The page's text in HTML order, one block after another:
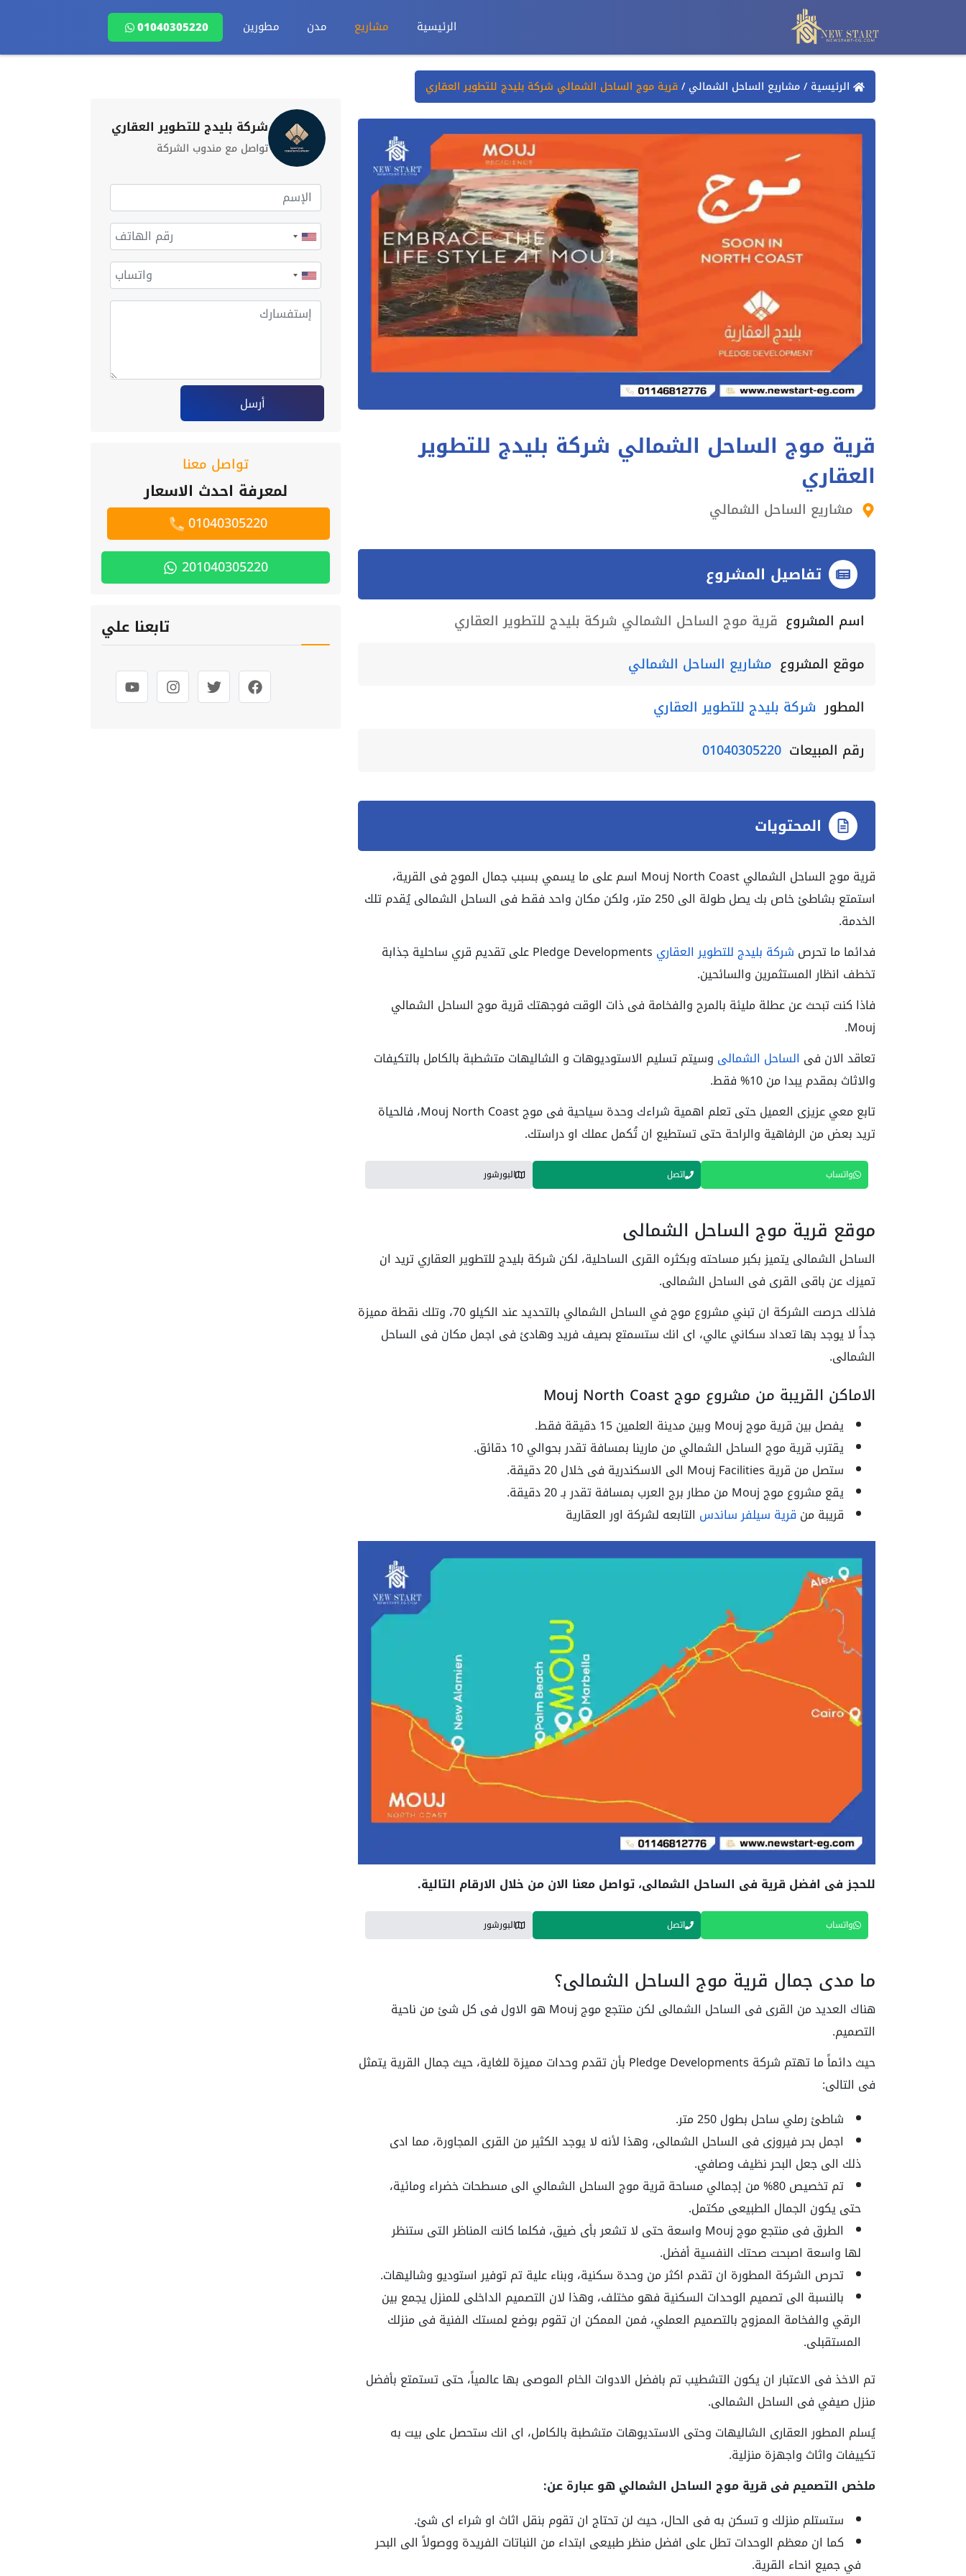
الرئيسية مشاريع مدن مطورين 01040305220
الرئيسية /مشاريع الساحل الشمالي /قرية موج الساحل الشمالي شركة بليدج للتطوير العقاري
قرية موج الساحل الشمالي شركة بليدج للتطوير
العقاري
مشاريع الساحل الشمالي
تفاصيل المشروع
اسم المشروع قرية موج الساحل الشمالي شركة بليدج للتطوير العقاري
موقع المشروع مشاريع الساحل الشمالي
المطور شركة بليدج للتطوير العقاري
رقم المبيعات 01040305220
المحتويات
قرية موج الساحل الشمالي Mouj North Coast اسم على ما يسمي بسبب جمال الموج فى القرية،
استمتع بشاطئ خاص بك يصل طولة الى 250 متر، ولكن مكان واحد فقط فى الساحل الشمالى يُقدم تلك
الخدمة.
فدائما ما تحرص شركة بليدج للتطوير العقاري
Pledge Developments على تقديم قري ساحلية جذابة
تخطف انظار المستثمرين والسائحين.
فاذا كنت تبحث عن عطلة مليئة بالمرح والفخامة فى ذات الوقت فوجهتك قرية موج الساحل الشمالي
Mouj.
تعاقد الان فى الساحل الشمالى وسيتم تسليم الاستوديوهات و الشاليهات متشطبة بالكامل بالتكيفات
والاثاث بمقدم يبدا من 10% فقط.
تابع معي عزيزى العميل حتى تعلم اهمية شراءك وحدة سياحية فى موج Mouj North Coast، فالحياة
تريد بعض من الرفاهية والراحة حتى تستطيع ان تُكمل عملك او دراستك.
واتساب اتصل البورشور
موقع قرية موج الساحل الشمالي
الساحل الشمالى يتميز بكبر مساحته وبكثره القرى الساحلية، لكن شركة بليدج للتطوير العقاري تريد ان
تميزك عن باقى القرى فى الساحل الشمالى.
فلذلك حرصت الشركة ان تبني مشروع موج في الساحل الشمالي بالتحديد عند الكيلو 70، وتلك نقطة مميزة
جداً لا يوجد بها تعداد سكاني عالي، اى انك ستسمتع بصيف فريد وهادئ فى اجمل مكان فى الساحل
الشمالى.
الاماكن القريبة من مشروع موج Mouj North Coast
يفصل بين قرية موج Mouj وبين مدينة العلمين 15 دقيقة فقط.
يقترب قرية موج الساحل الشمالي من مارينا بمسافة تقدر بحوالي 10 دقائق.
ستصل من قرية Mouj Facilities الى الاسكندرية فى خلال 20 دقيقة.
يقع مشروع موج Mouj من مطار برج العرب بمسافة تقدر بـ 20 دقيقة.
قريبة من قرية سيلفر ساندس التابعه لشركة اور العقارية
للحجز فى افضل قرية فى الساحل الشمالى، تواصل معنا الان من خلال الارقام التالية.
واتساب اتصل البورشور
ما مدى جمال قرية موج الساحل الشمالي؟
هناك العديد من القرى فى الساحل الشمالى لكن منتجع موج Mouj هو الاول فى كل شئ من ناحية
التصميم.
حيث دائماً ما تهتم شركة Pledge Developments بأن تقدم وحدات مميزة للغاية، حيث جمال القرية يتمثل
فى التالى:
شاطئ رملي ساحل بطول 250 متر.
اجمل بحر فيروزى فى الساحل الشمالى، وهذا لأنه لا يوجد الكثير من القرى المجاورة، مما ادى
ذلك الى جعل البحر نظيف وصافي.
تم تخصيص 80% من إجمالي مساحة قرية موج الساحل الشمالي الى مسطحات خضراء ومائية،
حتى يكون الجمال الطبيعى مكتمل.
الطرق فى منتجع موج Mouj واسعة حتى لا تشعر بأى ضيق، فكلما كانت المناظر التى ستنظر
لها واسعة اصبحت صحتك النفسية أفضل.
تحرص الشركة المطورة ان تقدم اكثر من وحدة سكنية، وبناء علية تم توفير استوديو وشاليهات.
بالنسبة الى تصميم الوحدات السكنية فهو مختلف، وهذا لان التصميم الداخلى للمنزل يجمع بين
الرقي والفخامة الممزوج بالتصميم العملي، فمن الممكن ان تقوم بوضع لمستك الفنية فى منزلك
المستقبلى.
تم الاخذ فى الاعتبار ان يكون التشطيب تم بافضل الادوات الخام الموصى بها عالمياً، حتى تستمتع بأفضل
منزل صيفي فى الساحل الشمالى.
يُسلم المطور العقارى الشاليهات وحتى الاستديوهات متشطبة بالكامل، اى انك ستحصل على بيت به
تكييفات واثاث واجهزة منزلية.
ملخص التصميم فى قرية موج الساحل الشمالي هو عبارة عن:
ستستلم منزلك و تسكن به فى الحال، حيث لن تحتاج ان تقوم بنقل اثاث او شراء اى شئ.
كما ان معظم الوحدات تطل على افضل منظر طبيعى ابتداء من النباتات الفريدة ووصولاً الى البحر
في جميع انحاء القرية.
شركة بليدج للتطوير العقاري
تواصل مع مندوب الشركة
أرسل
تواصل معنا
لمعرفة احدث الاسعار
01040305220
201040305220
تابعنا علي